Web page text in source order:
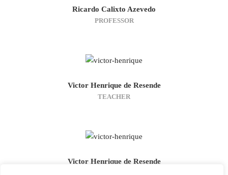
Ricardo Calixto Azevedo
PROFESSOR
Victor Henrique de Resende
TEACHER
Victor Henrique de Resende